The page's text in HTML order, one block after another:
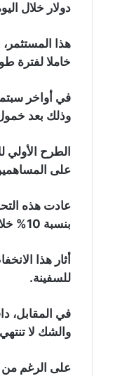
دولار خلال
خاملا لفترة
وذلك بعد
على
بنسبة 10% خلال الأسبوع الماضي، ليتداول سعر الايثيريوم حاليا بأقل من 2,400 دولار.
أثار هذا
للسفينة.
في المقابل،
والشك لا
على الرغم من